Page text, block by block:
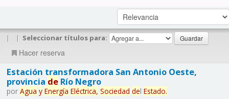
| | Seleccionar títulos para:
Hacer reserva
Estación transformadora San Antonio Oeste,
provincia deRío Negro
por Agua y Energía Eléctrica, Sociedad del Estado.